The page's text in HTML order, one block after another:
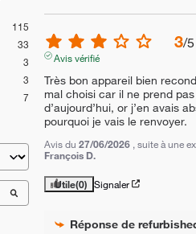
115
33
3
3
7
3/5
Avis vérifié
Très bon appareil bien
mal choisi car il ne prend
d’aujourd’hui, or j’en avais
pourquoi je vais le renvoyer.
Avis du 27/06/2026 , suite à une
François D.
Utile(0) Signaler
Réponse de